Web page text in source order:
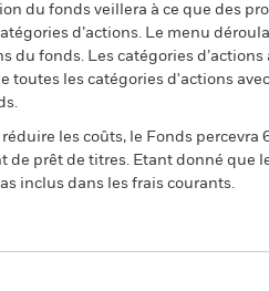
du fonds veillera à ce que des
d’actions. Le menu
du fonds. Les catégories
toutes les catégories d'actions
les coûts, le Fonds
de prêt de titres. Etant donné
inclus dans les frais courants.